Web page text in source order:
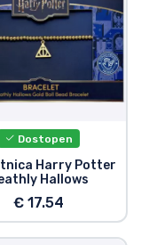
Dostopen
Harry Potter
Hallows
€ 17.54